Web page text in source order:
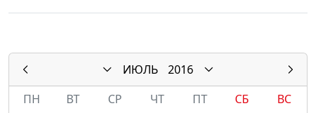
ИЮЛЬ
2016
ПН
ВТ СР ЧТ ПТ СБ
ВС